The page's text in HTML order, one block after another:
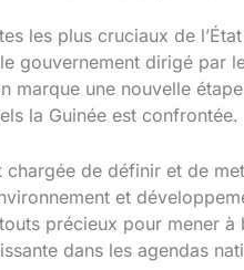
les plus cruciaux de
gouvernement dirigé par
marque une nouvelle
la Guinée est confrontée.
de définir et de
et
précieux pour mener
dans les agendas